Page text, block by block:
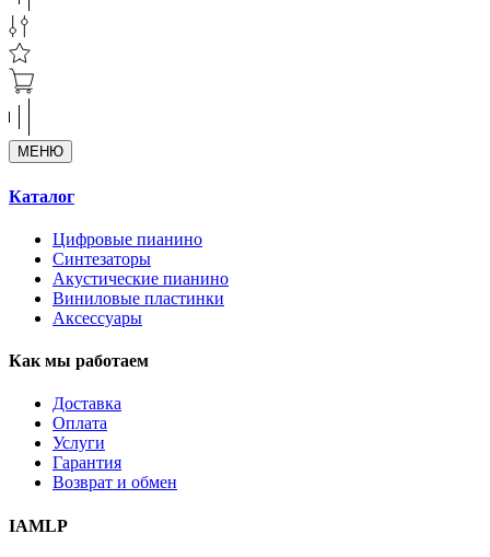
МЕНЮ
Каталог
Цифровые пианино
Синтезаторы
Акустические пианино
Виниловые пластинки
Аксессуары
Как мы работаем
Доставка
Оплата
Услуги
Гарантия
Возврат и обмен
IAMLP